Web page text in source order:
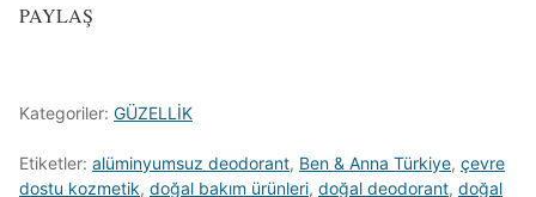
PAYLAŞ
Kategoriler: GÜZELLİK
Etiketler: alüminyumsuz deodorant, Ben & Anna Türkiye, çevre
dostu kozmetik, doğal bakım ürünleri, doğal deodorant, doğal